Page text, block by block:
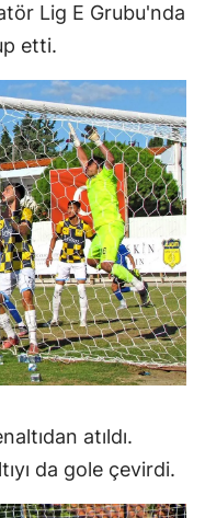
Lig E Grubu'nda
etti.
atıldı.
da gole çevirdi.